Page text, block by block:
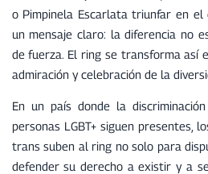
o Pimpinela Escarlata triunfar en el
un mensaje claro: la diferencia no
de fuerza. El ring se transforma así
admiración y celebración de la
En un país donde la
personas LGBT+ siguen presentes,
trans suben al ring no solo para
defender su derecho a existir y a